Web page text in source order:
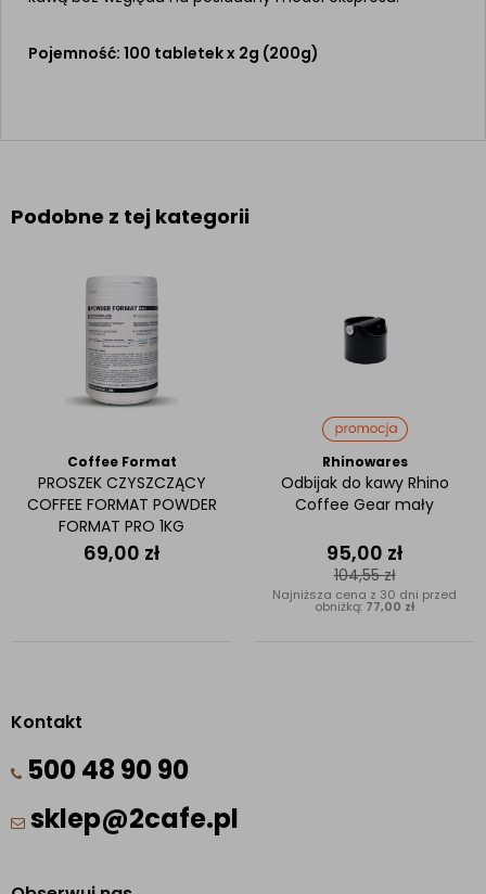
Pojemność: 100 tabletek x 2g (200g)
Podobne z tej kategorii
Coffee Format
PROSZEK CZYSZCZĄCY
COFFEE FORMAT POWDER
FORMAT PRO 1KG
69,00 zł
Rhinowares
Odbijak do kawy Rhino
Coffee Gear mały
95,00 zł
104,55zł
Najniższa cena z 30 dni przed
obniżką: 77,00 zł
Kontakt
500 48 90 90
sklep@2cafe.pl